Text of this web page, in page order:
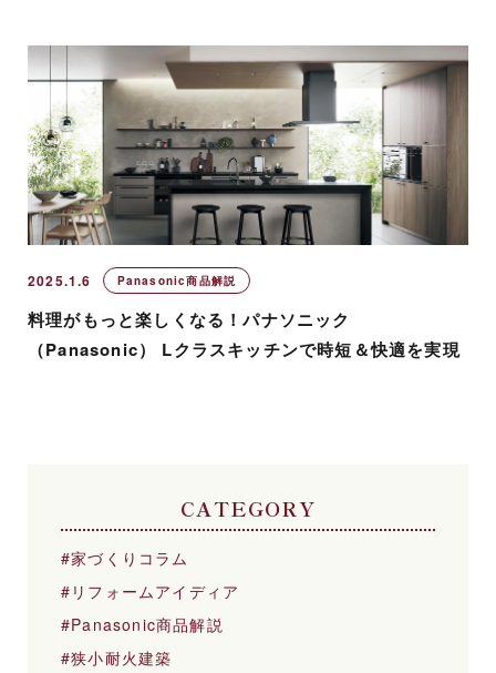
CATEGORY
家づくりコラム
リフォームアイディア
Panasonic商品解説
狭小耐火建築
2025.1.6 Panasonic商品解説
料理がもっと楽しくなる！パナソニック
（Panasonic） Lクラスキッチンで時短＆快適を実現